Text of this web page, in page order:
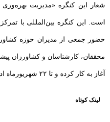
شعار این کنگره «مدیریت بهره‌وری
است. این کنگره بین‌المللی با
حضور جمعی از مدیران حوزه
محققان، کارشناسان و کشاورزان
آغاز به کار کرده و تا ۲۲ شهریورماه ادامه خواهد داشت
لینک کوتاه